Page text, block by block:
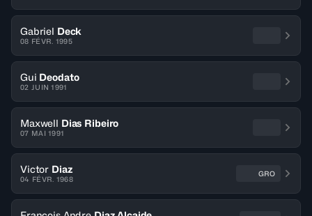
Gabriel Deck
08 FÉVR. 1995
Gui Deodato
02 JUIN 1991
Maxwell Dias Ribeiro
07 MAI 1991
Victor Diaz
04 FÉVR. 1968
GRO